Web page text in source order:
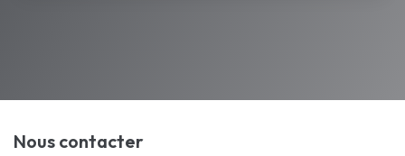
Nous contacter